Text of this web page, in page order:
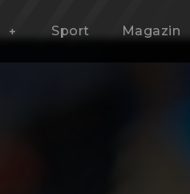
Sport Magazin